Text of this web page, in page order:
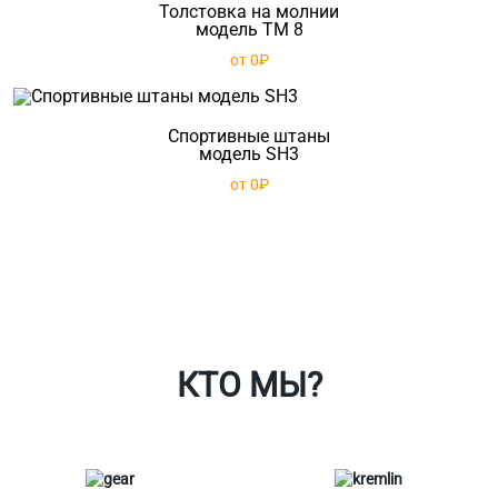
Толстовка на молнии
модель TM 8
от 0₽
Спортивные штаны
модель SH3
от 0₽
КТО МЫ?